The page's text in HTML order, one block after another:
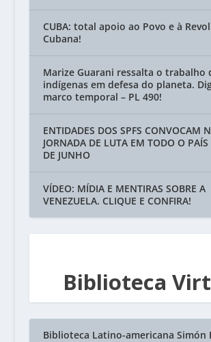
CUBA: total apoio ao Povo e à
Cubana!
Marize Guarani ressalta o trabalho
indígenas em defesa do planeta.
marco temporal – PL 490!
ENTIDADES DOS SPFS CONVOCAM
JORNADA DE LUTA EM TODO O
DE JUNHO
VÍDEO: MÍDIA E MENTIRAS SOBRE A
VENEZUELA. CLIQUE E CONFIRA!
Biblioteca
Biblioteca Latino-americana Simón